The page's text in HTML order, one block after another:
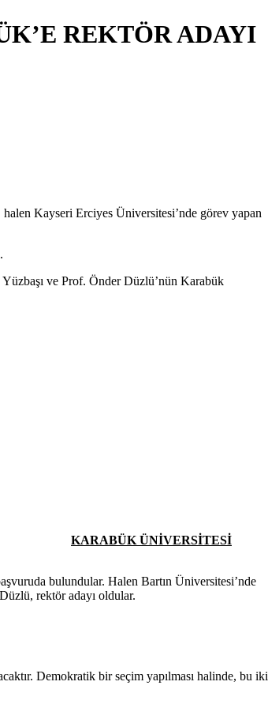
REKTÖR ADAYI
Kayseri Erciyes Üniversitesi’nde görev yapan
ve Prof. Önder Düzlü’nün Karabük
KARABÜK ÜNİVERSİTESİ
bulundular. Halen Bartın Üniversitesi’nde
rektör adayı oldular.
Demokratik bir seçim yapılması halinde, bu iki